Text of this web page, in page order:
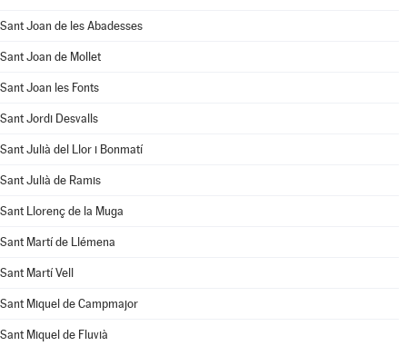
Sant Joan de les Abadesses
Sant Joan de Mollet
Sant Joan les Fonts
Sant Jordi Desvalls
Sant Julià del Llor i Bonmatí
Sant Julià de Ramis
Sant Llorenç de la Muga
Sant Martí de Llémena
Sant Martí Vell
Sant Miquel de Campmajor
Sant Miquel de Fluvià